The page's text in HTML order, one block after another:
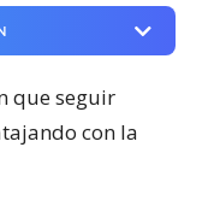
que seguir
con la